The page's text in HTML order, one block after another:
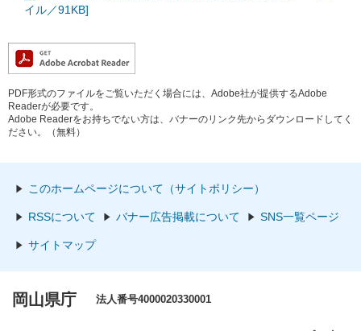
イル／91KB]
PDF形式のファイルをご覧いただく場合には、Adobe社が提供するAdobe
Readerが必要です。
Adobe Readerをお持ちでない方は、バナーのリンク先からダウンロードしてく
ださい。（無料）
このホームページについて（サイトポリシー）
RSSについて バナー広告掲載について SNS一覧ページ
サイトマップ
岡山県庁 法人番号4000020330001